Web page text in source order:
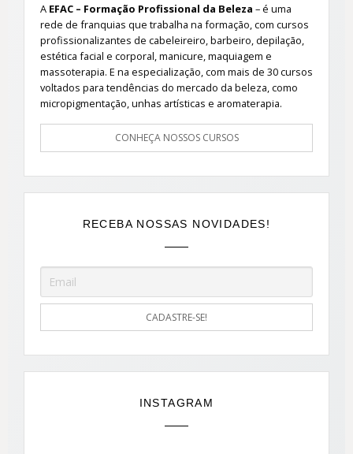
A EFAC – Formação Profissional da Beleza – é uma
rede de franquias que trabalha na formação, com cursos
profissionalizantes de cabeleireiro, barbeiro, depilação,
estética facial e corporal, manicure, maquiagem e
massoterapia. E na especialização, com mais de 30 cursos
voltados para tendências do mercado da beleza, como
micropigmentação, unhas artísticas e aromaterapia.
CONHEÇA NOSSOS CURSOS
RECEBA NOSSAS NOVIDADES!
INSTAGRAM